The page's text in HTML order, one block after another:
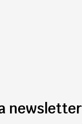
newsletter